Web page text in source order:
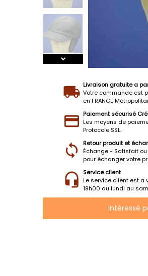
Livraison gratuite a
Votre commande est
en FRANCE
Paiement sécurisé
Les moyens de
Protocole SSL.
Retour produit et
Échange - Satisfait
pour échanger votre
Service client
Le service client est a
19h00 du lundi au
intéressé